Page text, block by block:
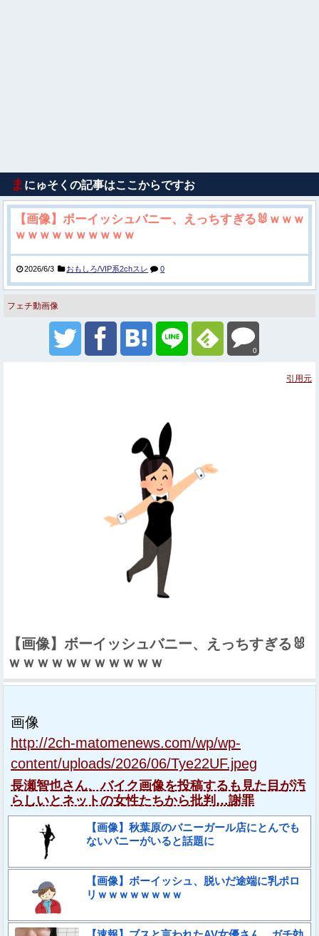
ま にゅそくの記事はここからですお
【画像】ボーイッシュバニー、えっちすぎる🐰ｗｗｗ
ｗｗｗｗｗｗｗｗｗｗ
2026/6/3 おもしろ/VIP系2chスレ 0
フェチ動画像
0
引用元
【画像】ボーイッシュバニー、えっちすぎる🐰
ｗｗｗｗｗｗｗｗｗｗｗ
画像
http://2ch-matomenews.com/wp/wp-
content/uploads/2026/06/Tye22UF.jpeg
長瀬智也さん、バイク画像を投稿するも見た目が汚
らしいとネットの女性たちから批判…謝罪
【画像】秋葉原のバニーガール店にとんでも
ないバニーがいると話題に
【画像】ボーイッシュ、脱いだ途端に乳ポロ
リｗｗｗｗｗｗｗｗ